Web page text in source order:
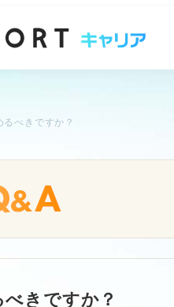
べきですか？
きですか？